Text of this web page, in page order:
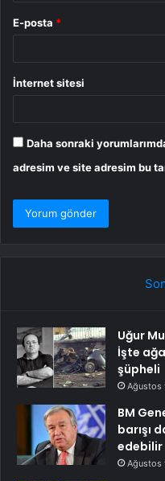
E-posta *
İnternet sitesi
Daha sonraki
adresim ve site adresim bu
Uğur
İşte
şüpheli
Ağustos
BM
barışı
edebilir
Ağustos